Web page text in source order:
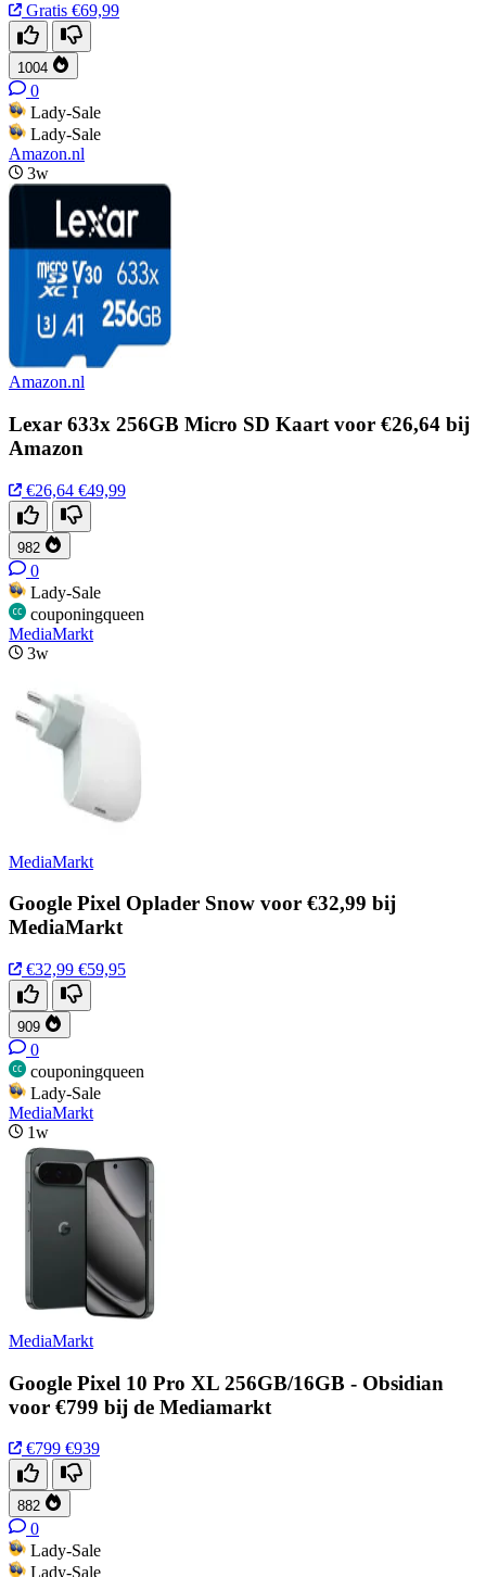
Gratis €69,99
1004
0
Lady-Sale
Lady-Sale
Amazon.nl
3w
Amazon.nl
Lexar 633x 256GB Micro SD Kaart voor €26,64 bij
Amazon
€26,64 €49,99
982
0
Lady-Sale
couponingqueen
MediaMarkt
3w
MediaMarkt
Google Pixel Oplader Snow voor €32,99 bij
MediaMarkt
€32,99 €59,95
909
0
couponingqueen
Lady-Sale
MediaMarkt
1w
MediaMarkt
Google Pixel 10 Pro XL 256GB/16GB - Obsidian
voor €799 bij de Mediamarkt
€799 €939
882
0
Lady-Sale
Lady-Sale